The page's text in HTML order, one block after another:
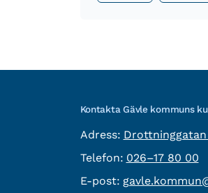
Kontakta Gävle kommuns
Adress: besöksadress:
Drottninggatan
Telefon: Telefon:
026–17 80 00
E-post: E-post: